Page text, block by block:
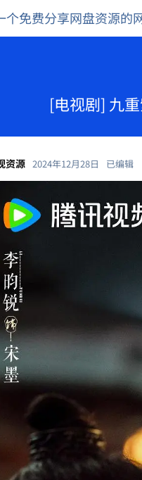
个免费分享网盘资源的
[电视剧] 九
资源 2024年12月28日 已编辑